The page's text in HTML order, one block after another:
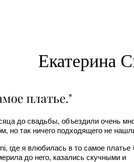
Екатерина
платье."
до свадьбы, объездили очень
но так ничего подходящего не
где я влюбилась в то самое платье
до него, казались скучными и